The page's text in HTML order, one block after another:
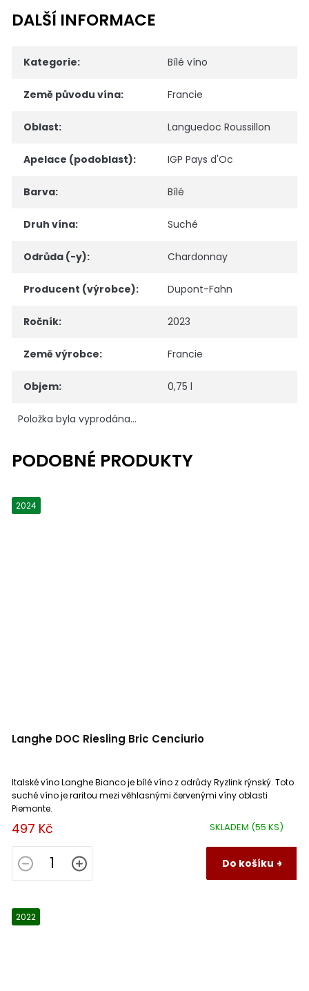
DALŠÍ INFORMACE
Kategorie: Bílé víno
Země původu vína: Francie
Oblast: Languedoc Roussillon
Apelace (podoblast): IGP Pays d'Oc
Barva: Bílé
Druh vína: Suché
Odrůda (-y): Chardonnay
Producent (výrobce): Dupont-Fahn
Ročník: 2023
Země výrobce: Francie
Objem: 0,75 l
Položka byla vyprodána…
2024
Langhe DOC Riesling Bric Cenciurio
SKLADEM (55 KS)
497 Kč
Do košíku
Italské víno Langhe Bianco je bílé víno z odrůdy Ryzlink rýnský. Toto
suché víno je raritou mezi věhlasnými červenými víny oblasti
Piemonte.
2022